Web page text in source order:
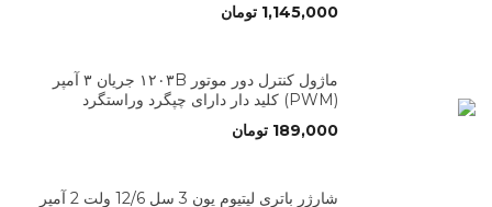
1,145,000 تومان
ماژول کنترل دور موتور ۱۲۰۳B جریان ۳ آمپر
(PWM) کلید دار دارای چپگرد وراستگرد
189,000 تومان
شارژر باتری لیتیوم یون 3 سل 12/6 ولت 2 آمپر